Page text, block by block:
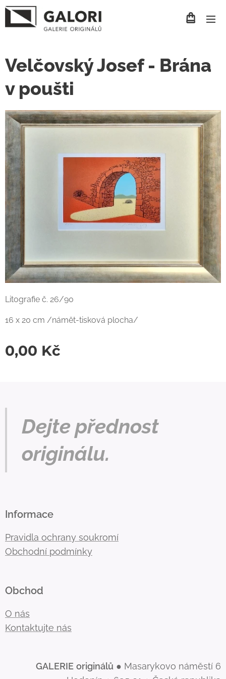
Velčovský Josef - Brána
v poušti
Litografie č. 26/90
16 x 20 cm /námět-tisková plocha/
0,00 Kč
Dejte přednost
originálu.
Informace
Pravidla ochrany soukromí
Obchodní podmínky
Obchod
O nás
Kontaktujte nás
GALERIE originálů ● Masarykovo náměstí 6